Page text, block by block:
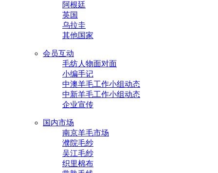
阿根廷
英国
乌拉圭
其他国家
会员互动
毛纺人物面对面
小编手记
中澳羊毛工作小组动态
中新羊毛工作小组动态
企业宣传
国内市场
南京羊毛市场
濮院毛纱
吴江毛纱
织里棉布